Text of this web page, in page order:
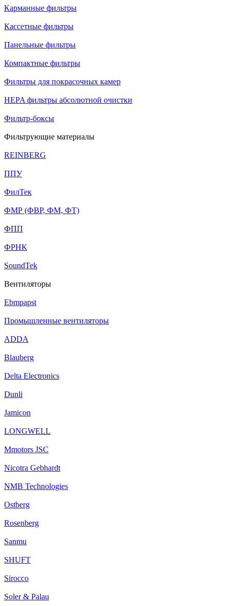
Карманные фильтры
Кассетные фильтры
Панельные фильтры
Компактные фильтры
Фильтры для покрасочных камер
HEPA фильтры абсолютной очистки
Фильтр-боксы
Фильтрующие материалы
REINBERG
ППУ
ФилТек
ФМР (ФВР, ФМ, ФТ)
ФПП
ФРНК
SoundTek
Вентиляторы
Ebmpapst
Промышленные вентиляторы
ADDA
Blauberg
Delta Electronics
Dunli
Jamicon
LONGWELL
Mmotors JSC
Nicotra Gebhardt
NMB Technologies
Ostberg
Rosenberg
Sanmu
SHUFT
Sirocco
Soler & Palau